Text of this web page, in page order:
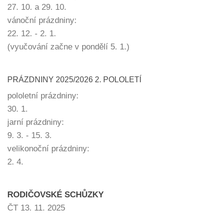
27. 10. a 29. 10.
vánoční prázdniny:
22. 12. - 2. 1.
(vyučování začne v pondělí 5. 1.)
PRÁZDNINY 2025/2026 2. POLOLETÍ
pololetní prázdniny:
30. 1.
jarní prázdniny:
9. 3. - 15. 3.
velikonoční prázdniny:
2. 4.
RODIČOVSKÉ SCHŮZKY
ČT 13. 11. 2025